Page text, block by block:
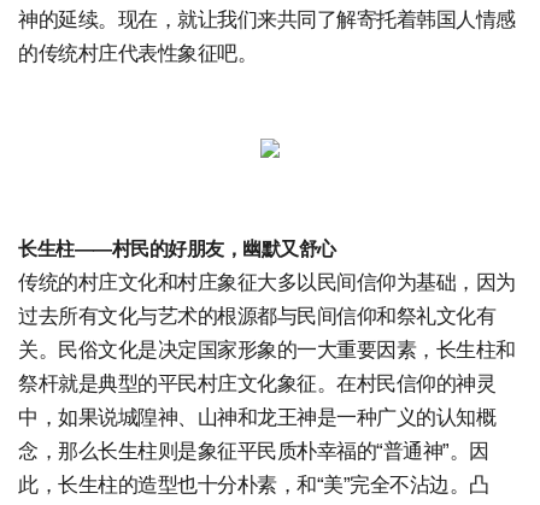
神的延续。现在，就让我们来共同了解寄托着韩国人情感
的传统村庄代表性象征吧。
长生柱——村民的好朋友，幽默又舒心
传统的村庄文化和村庄象征大多以民间信仰为基础，因为
过去所有文化与艺术的根源都与民间信仰和祭礼文化有
关。民俗文化是决定国家形象的一大重要因素，长生柱和
祭杆就是典型的平民村庄文化象征。在村民信仰的神灵
中，如果说城隍神、山神和龙王神是一种广义的认知概
念，那么长生柱则是象征平民质朴幸福的“普通神”。因
此，长生柱的造型也十分朴素，和“美”完全不沾边。凸